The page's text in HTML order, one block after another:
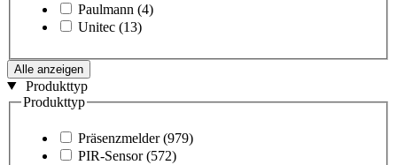
Paulmann (4)
Unitec (13)
Alle anzeigen
Produkttyp
Produkttyp
Präsenzmelder (979)
PIR-Sensor (572)